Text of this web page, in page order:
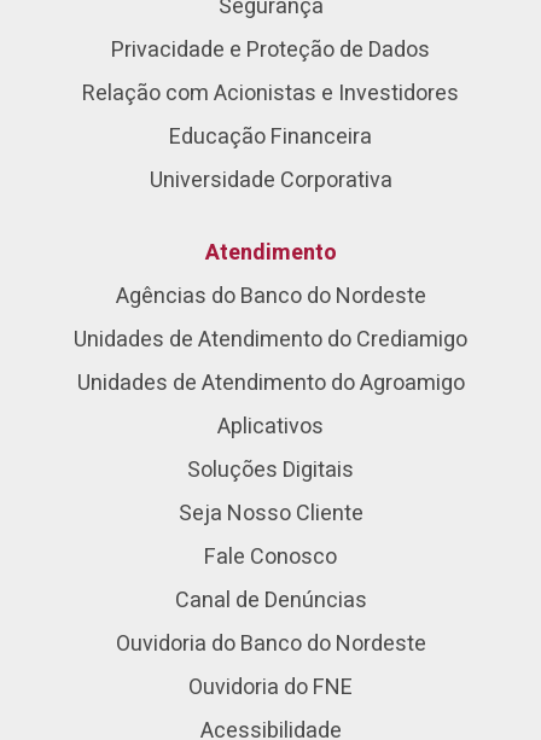
Segurança
Privacidade e Proteção de Dados
Relação com Acionistas e Investidores
Educação Financeira
Universidade Corporativa
Atendimento
Agências do Banco do Nordeste
Unidades de Atendimento do Crediamigo
Unidades de Atendimento do Agroamigo
Aplicativos
Soluções Digitais
Seja Nosso Cliente
Fale Conosco
Canal de Denúncias
Ouvidoria do Banco do Nordeste
Ouvidoria do FNE
Acessibilidade